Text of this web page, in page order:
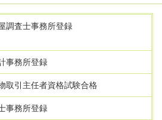
調査士事務所登録
事務所登録
取引主任者資格試験合格
事務所登録